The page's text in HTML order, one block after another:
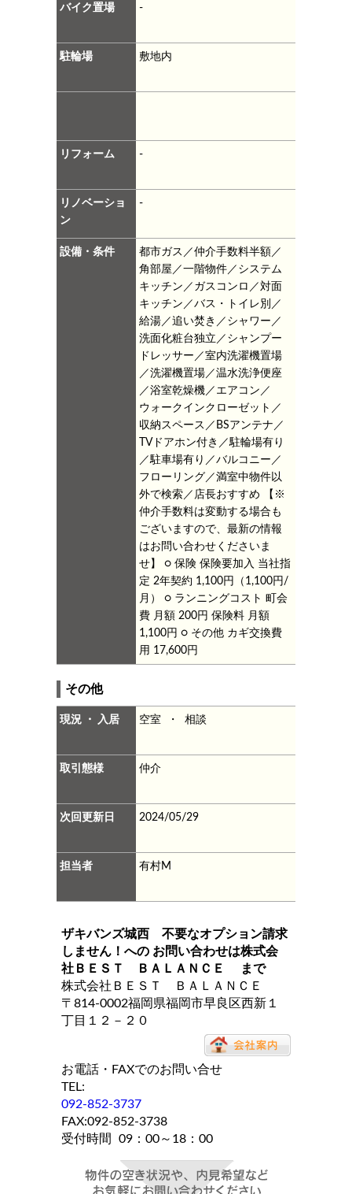
バイク置場 -
駐輪場 敷地内
リフォーム -
リノベーショ
ン
-
設備・条件
都市ガス／仲介手数料半額／
角部屋／一階物件／システム
キッチン／ガスコンロ／対面
キッチン／バス・トイレ別／
給湯／追い焚き／シャワー／
洗面化粧台独立／シャンプー
ドレッサー／室内洗濯機置場
／洗濯機置場／温水洗浄便座
／浴室乾燥機／エアコン／
ウォークインクローゼット／
収納スペース／BSアンテナ／
TVドアホン付き／駐輪場有り
／駐車場有り／バルコニー／
フローリング／満室中物件以
外で検索／店長おすすめ
【※
仲介手数料は変動する場合も
ございますので、最新の情報
はお問い合わせくださいま
せ】
○ 保険 保険要加入 当社指
定 2年契約 1,100円（1,100円/
月）
○ ランニングコスト 町会
費 月額 200円 保険料 月額
1,100円 ○ その他 カギ交換費
用 17,600円
その他
現況 ・ 入居 空室 ・ 相談
取引態様 仲介
次回更新日 2024/05/29
担当者 有村M
ザキバンズ城西 不要なオプション請求
しません！
への お問い合わせは株式会
社ＢＥＳＴ ＢＡＬＡＮＣＥ
まで
株式会社ＢＥＳＴ ＢＡＬＡＮＣＥ
〒814-0002福岡県福岡市早良区西新１
丁目１２－２０
お電話・FAXでのお問い合せ
TEL:
092-852-3737
FAX:092-852-3738
受付時間
09：00～18：00